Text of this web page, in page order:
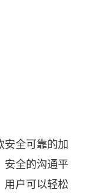
安全可靠的加
安全的沟通平
用户可以轻松